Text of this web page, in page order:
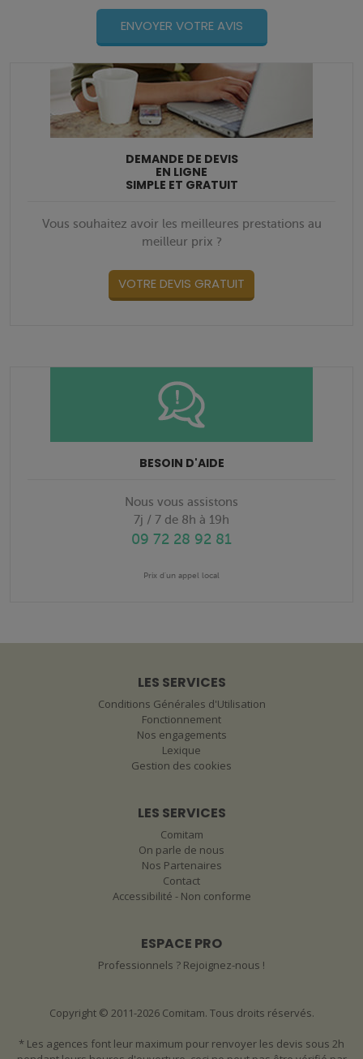
DEMANDE DE DEVIS
EN LIGNE
SIMPLE ET GRATUIT
Vous souhaitez avoir les meilleures prestations au
meilleur prix ?
VOTRE DEVIS GRATUIT
BESOIN D'AIDE
Nous vous assistons
7j / 7 de 8h à 19h
09 72 28 92 81
Prix d'un appel local
LES SERVICES
Conditions Générales d'Utilisation
Fonctionnement
Nos engagements
Lexique
Gestion des cookies
LES SERVICES
Comitam
On parle de nous
Nos Partenaires
Contact
Accessibilité - Non conforme
ESPACE PRO
Professionnels ? Rejoignez-nous !
Copyright © 2011-2026 Comitam. Tous droits réservés.
* Les agences font leur maximum pour renvoyer les devis sous 2h